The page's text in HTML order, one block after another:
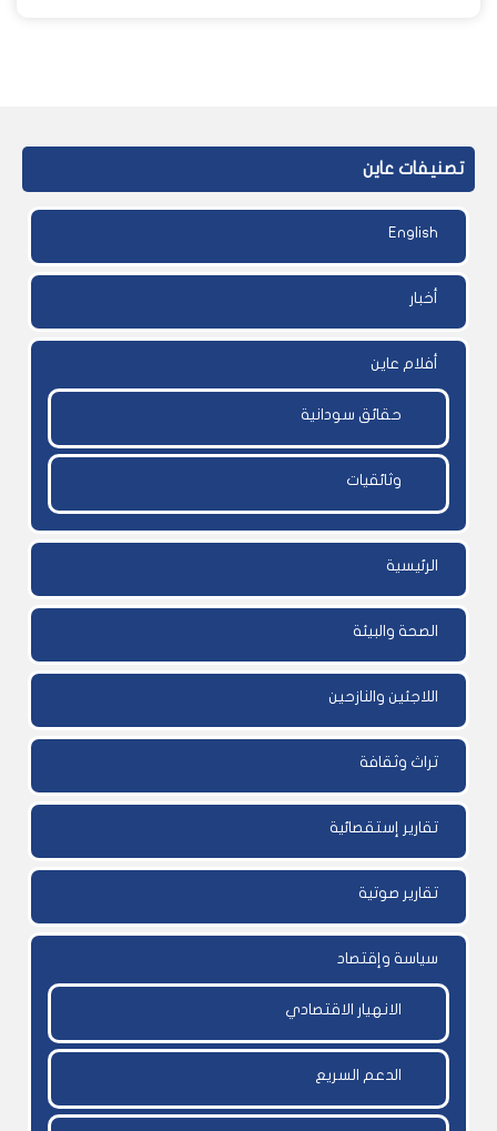
تصنيفات عاين
English
أخبار
أفلام عاين
حقائق سودانية
وثائقيات
الرئيسية
الصحة والبيئة
اللاجئين والنازحين
تراث وثقافة
تقارير إستقصائية
تقارير صوتية
سياسة وإقتصاد
الانهيار الاقتصادي
الدعم السريع